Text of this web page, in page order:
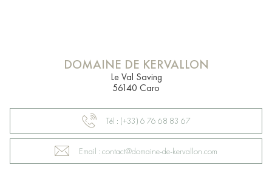
DOMAINE DE KERVALLON
Le Val Saving
56140 Caro
Tél : (+33) 6 76 68 83 67
Email : contact@domaine-de-kervallon.com